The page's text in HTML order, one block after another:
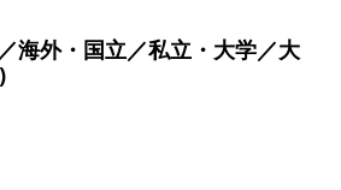
海外・国立／私立・大学／大